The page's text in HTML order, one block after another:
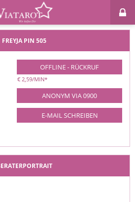
FREYJA PIN 505
OFFLINE - RÜCKRUF
€ 2,59/MIN*
ANONYM VIA 0900
E-MAIL SCHREIBEN